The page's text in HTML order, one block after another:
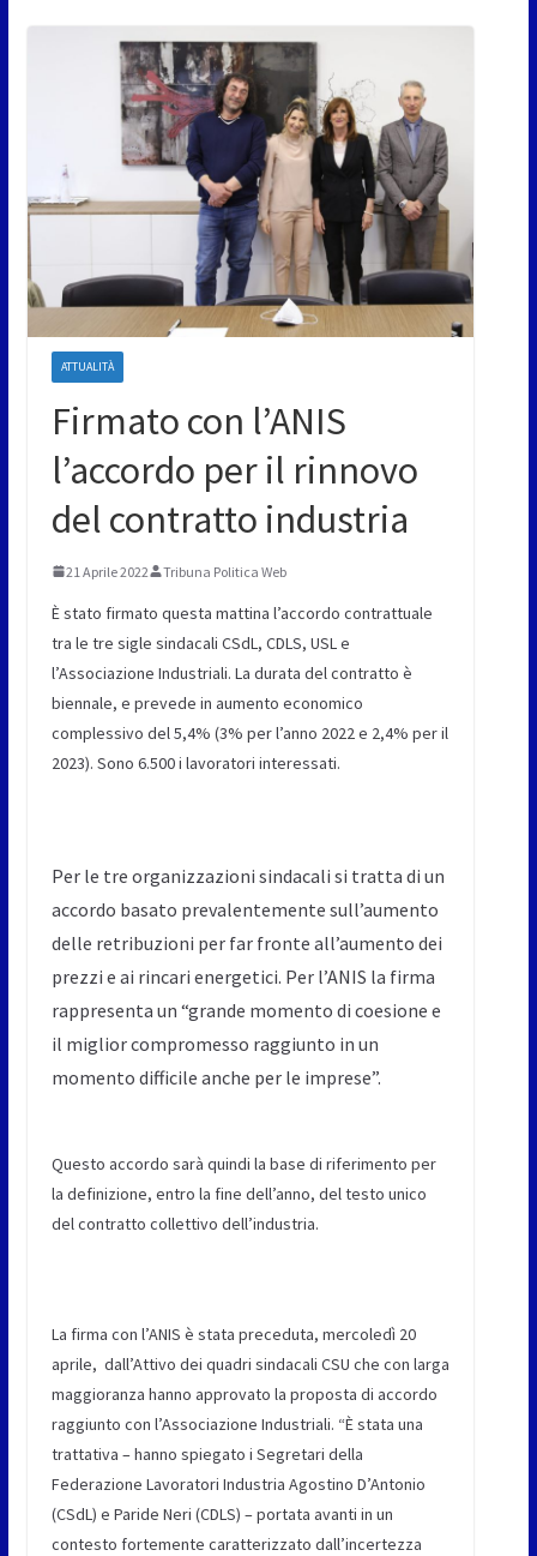
ATTUALITÀ
Firmato con l’ANIS
l’accordo per il rinnovo
del contratto industria
21 Aprile 2022 Tribuna Politica Web
È stato firmato questa mattina l’accordo contrattuale
tra le tre sigle sindacali CSdL, CDLS, USL e
l’Associazione Industriali. La durata del contratto è
biennale, e prevede in aumento economico
complessivo del 5,4% (3% per l’anno 2022 e 2,4% per il
2023). Sono 6.500 i lavoratori interessati.
Per le tre organizzazioni sindacali si tratta di un
accordo basato prevalentemente sull’aumento
delle retribuzioni per far fronte all’aumento dei
prezzi e ai rincari energetici. Per l’ANIS la firma
rappresenta un “grande momento di coesione e
il miglior compromesso raggiunto in un
momento difficile anche per le imprese”.
Questo accordo sarà quindi la base di riferimento per
la definizione, entro la fine dell’anno, del testo unico
del contratto collettivo dell’industria.
La firma con l’ANIS è stata preceduta, mercoledì 20
aprile, dall’Attivo dei quadri sindacali CSU che con larga
maggioranza hanno approvato la proposta di accordo
raggiunto con l’Associazione Industriali. “È stata una
trattativa – hanno spiegato i Segretari della
Federazione Lavoratori Industria Agostino D’Antonio
(CSdL) e Paride Neri (CDLS) – portata avanti in un
contesto fortemente caratterizzato dall’incertezza